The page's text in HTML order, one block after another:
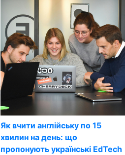
Як вчити англійську по 15
хвилин на день: що
пропонують українські EdTech